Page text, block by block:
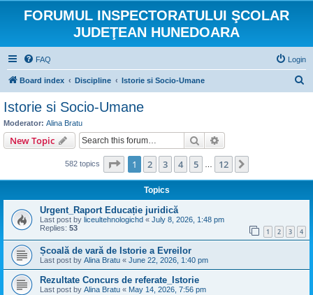
FORUMUL INSPECTORATULUI ŞCOLAR
JUDEŢEAN HUNEDOARA
FAQ Login
Board index Discipline Istorie si Socio-Umane
Istorie si Socio-Umane
Moderator: Alina Bratu
New Topic Search
582 topics Page 1of 12
1 2 3 4 5 12
Topics
Urgent_Raport Educație juridică
Last post by liceultehnologichd « July 8, 2026, 1:48 pm
Replies: 53 1 2 3 4
Școală de vară de Istorie a Evreilor
Last post by Alina Bratu « June 22, 2026, 1:40 pm
Rezultate Concurs de referate_Istorie
Last post by Alina Bratu « May 14, 2026, 7:56 pm